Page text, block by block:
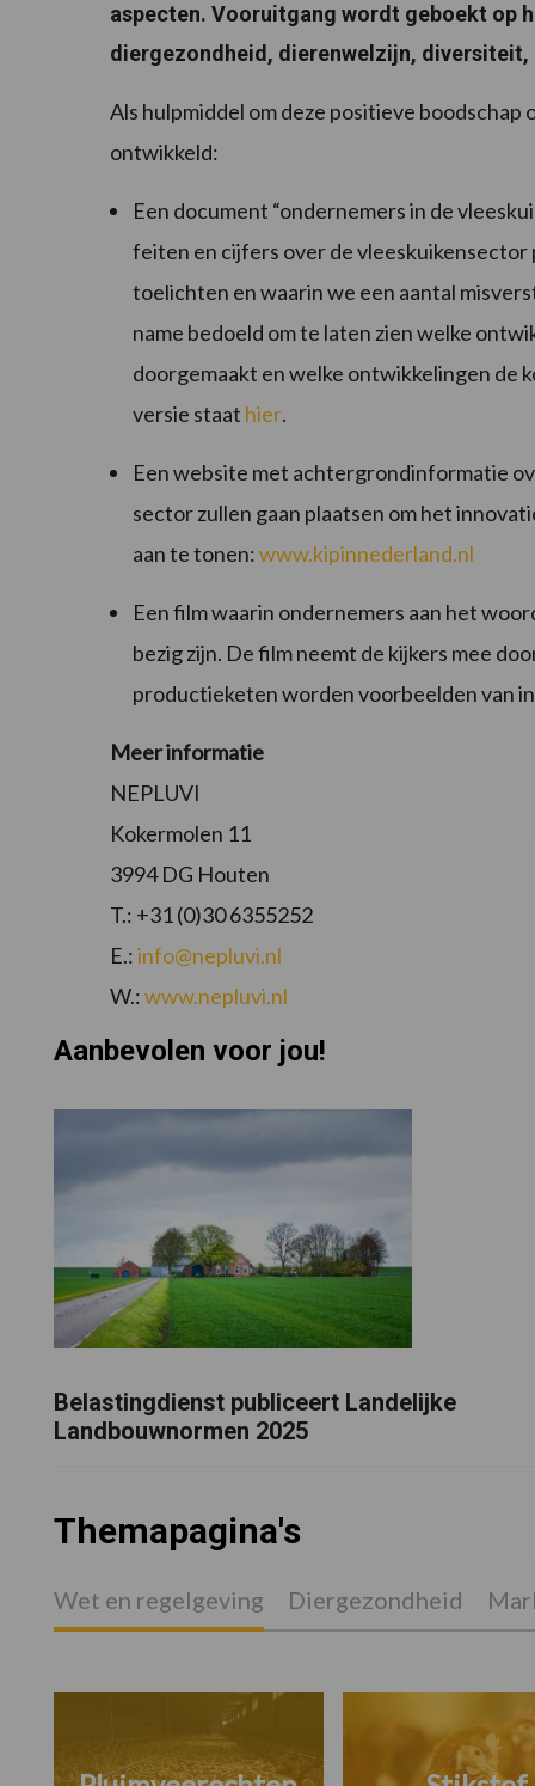
aspecten. Vooruitgang wordt geboekt op
diergezondheid, dierenwelzijn, diversiteit,
Als hulpmiddel om deze positieve
ontwikkeld:
Een document “ondernemers in de
feiten en cijfers over de
toelichten en waarin we een aantal
name bedoeld om te laten zien welke
doorgemaakt en welke ontwikkelingen de
versie staat hier.
Een website met achtergrondinformatie
sector zullen gaan plaatsen om het
aan te tonen:www.kipinnederland.nl
Een film waarin ondernemers aan het
bezig zijn. De film neemt de kijkers mee
productieketen worden voorbeelden van
Meer informatie
NEPLUVI
Kokermolen 11
3994 DG Houten
T.: +31 (0)30 6355252
E.:info@nepluvi.nl
W.:www.nepluvi.nl
Aanbevolen voor jou!
Belastingdienst publiceert Landelijke
Landbouwnormen 2025
Themapagina's
Wet en regelgeving Diergezondheid